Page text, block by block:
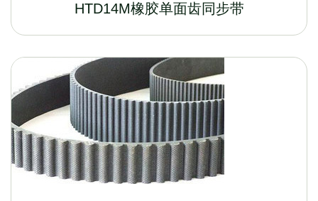
HTD14M橡胶单面齿同步带